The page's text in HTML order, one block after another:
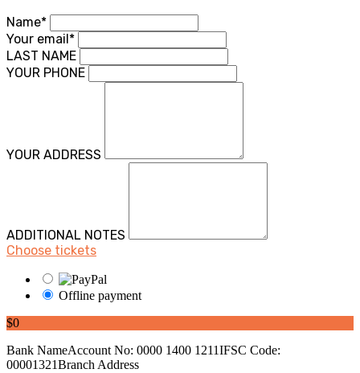
Name*
Your email*
LAST NAME
YOUR PHONE
YOUR ADDRESS
ADDITIONAL NOTES
Choose tickets
Offline payment
$0
Bank NameAccount No: 0000 1400 1211IFSC Code:
00001321Branch Address